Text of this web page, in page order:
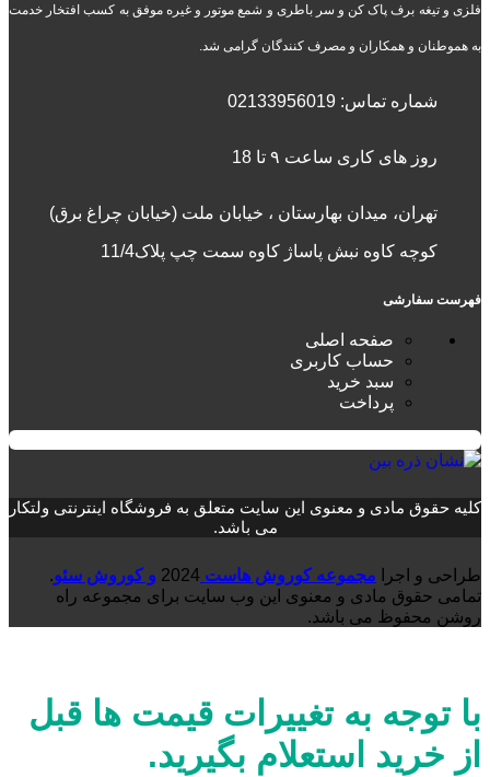
فلزی و تیغه برف پاک کن و سر باطری و شمع موتور و غیره موفق به کسب افتخار خدمت
به هموطنان و همکاران و مصرف کنندگان گرامی شد.
شماره تماس: 02133956019
روز های کاری ساعت ۹ تا 18
تهران، میدان بهارستان ، خیابان ملت (خیابان چراغ برق)
کوچه کاوه نبش پاساژ کاوه سمت چپ پلاک11/4
فهرست سفارشی
صفحه اصلی
حساب کاربری
سبد خرید
پرداخت
کلیه حقوق مادی و معنوی این سایت متعلق به فروشگاه اینترنتی ولتکار
می باشد.
طراحی و اجرا مجموعه کوروش هاست 2024 و کوروش سئو.
تمامی حقوق مادی و معنوی این وب سایت برای مجموعه راه
روشن محفوظ می باشد.
با توجه به تغییرات قیمت ها قبل
از خرید استعلام بگیرید.